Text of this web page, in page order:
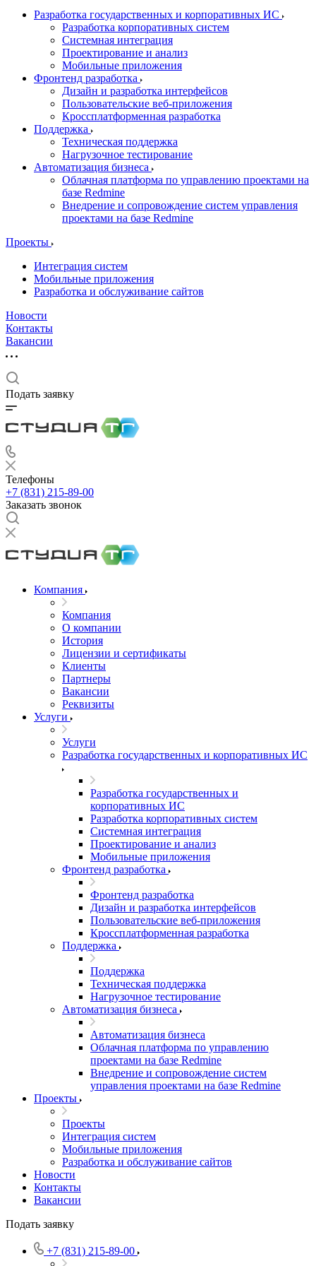
Разработка государственных и корпоративных ИС
Разработка корпоративных систем
Системная интеграция
Проектирование и анализ
Мобильные приложения
Фронтенд разработка
Дизайн и разработка интерфейсов
Пользовательские веб-приложения
Кроссплатформенная разработка
Поддержка
Техническая поддержка
Нагрузочное тестирование
Автоматизация бизнеса
Облачная платформа по управлению проектами на
базе Redmine
Внедрение и сопровождение систем управления
проектами на базе Redmine
Проекты
Интеграция систем
Мобильные приложения
Разработка и обслуживание сайтов
Новости
Контакты
Вакансии
Подать заявку
Телефоны
+7 (831) 215-89-00
Заказать звонок
Компания
Компания
О компании
История
Лицензии и сертификаты
Клиенты
Партнеры
Вакансии
Реквизиты
Услуги
Услуги
Разработка государственных и корпоративных ИС
Разработка государственных и
корпоративных ИС
Разработка корпоративных систем
Системная интеграция
Проектирование и анализ
Мобильные приложения
Фронтенд разработка
Фронтенд разработка
Дизайн и разработка интерфейсов
Пользовательские веб-приложения
Кроссплатформенная разработка
Поддержка
Поддержка
Техническая поддержка
Нагрузочное тестирование
Автоматизация бизнеса
Автоматизация бизнеса
Облачная платформа по управлению
проектами на базе Redmine
Внедрение и сопровождение систем
управления проектами на базе Redmine
Проекты
Проекты
Интеграция систем
Мобильные приложения
Разработка и обслуживание сайтов
Новости
Контакты
Вакансии
Подать заявку
+7 (831) 215-89-00